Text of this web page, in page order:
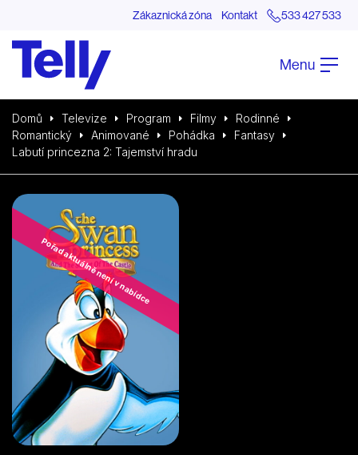
Zákaznická zóna Kontakt 533 427 533
Menu
Domů Televize Program Filmy
Rodinné
Romantický
Animované Pohádka
Fantasy
Labutí princezna 2: Tajemství hradu
Pořad aktuálně není v nabídce